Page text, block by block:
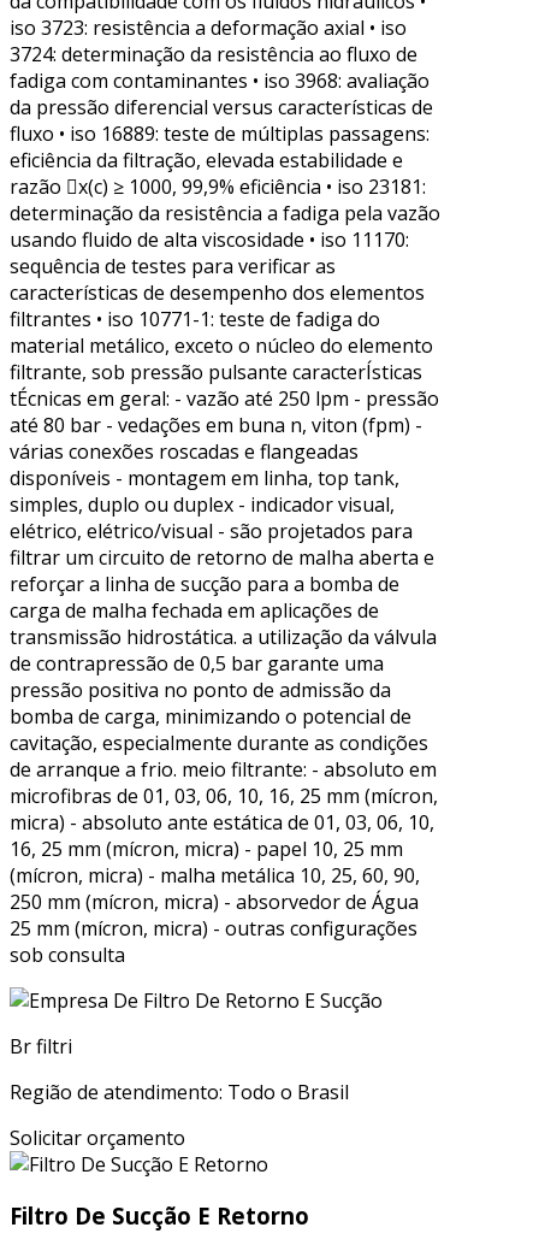
iso 3723: resistência a deformação axial • iso
3724: determinação da resistência ao fluxo de
fadiga com contaminantes • iso 3968: avaliação
da pressão diferencial versus características de
fluxo • iso 16889: teste de múltiplas passagens:
eficiência da filtração, elevada estabilidade e
razão x(c) ≥ 1000, 99,9% eficiência • iso 23181:
determinação da resistência a fadiga pela vazão
usando fluido de alta viscosidade • iso 11170:
sequência de testes para verificar as
características de desempenho dos elementos
filtrantes • iso 10771-1: teste de fadiga do
material metálico, exceto o núcleo do elemento
filtrante, sob pressão pulsante caracterÍsticas
tÉcnicas em geral: - vazão até 250 lpm - pressão
até 80 bar - vedações em buna n, viton (fpm) -
várias conexões roscadas e flangeadas
disponíveis - montagem em linha, top tank,
simples, duplo ou duplex - indicador visual,
elétrico, elétrico/visual - são projetados para
filtrar um circuito de retorno de malha aberta e
reforçar a linha de sucção para a bomba de
carga de malha fechada em aplicações de
transmissão hidrostática. a utilização da válvula
de contrapressão de 0,5 bar garante uma
pressão positiva no ponto de admissão da
bomba de carga, minimizando o potencial de
cavitação, especialmente durante as condições
de arranque a frio. meio filtrante: - absoluto em
microfibras de 01, 03, 06, 10, 16, 25 mm (mícron,
micra) - absoluto ante estática de 01, 03, 06, 10,
16, 25 mm (mícron, micra) - papel 10, 25 mm
(mícron, micra) - malha metálica 10, 25, 60, 90,
250 mm (mícron, micra) - absorvedor de Água
25 mm (mícron, micra) - outras configurações
sob consulta
Br filtri
Região de atendimento: Todo o Brasil
Solicitar orçamento
Filtro De Sucção E Retorno